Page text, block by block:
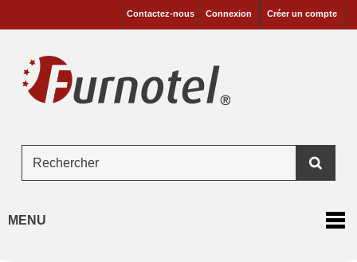
Créer un compte
Connexion
Contactez-nous
MENU